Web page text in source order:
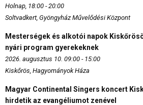
Holnap, 18:00 - 20:00
Soltvadkert, Gyöngyház Művelődési Központ
Mesterségek és alkotói napok
nyári program gyerekeknek
2026. augusztus 10. 09:00 - 15:00
Kiskőrös, Hagyományok Háza
Magyar Continental Singers koncert
hirdetik az evangéliumot zenével